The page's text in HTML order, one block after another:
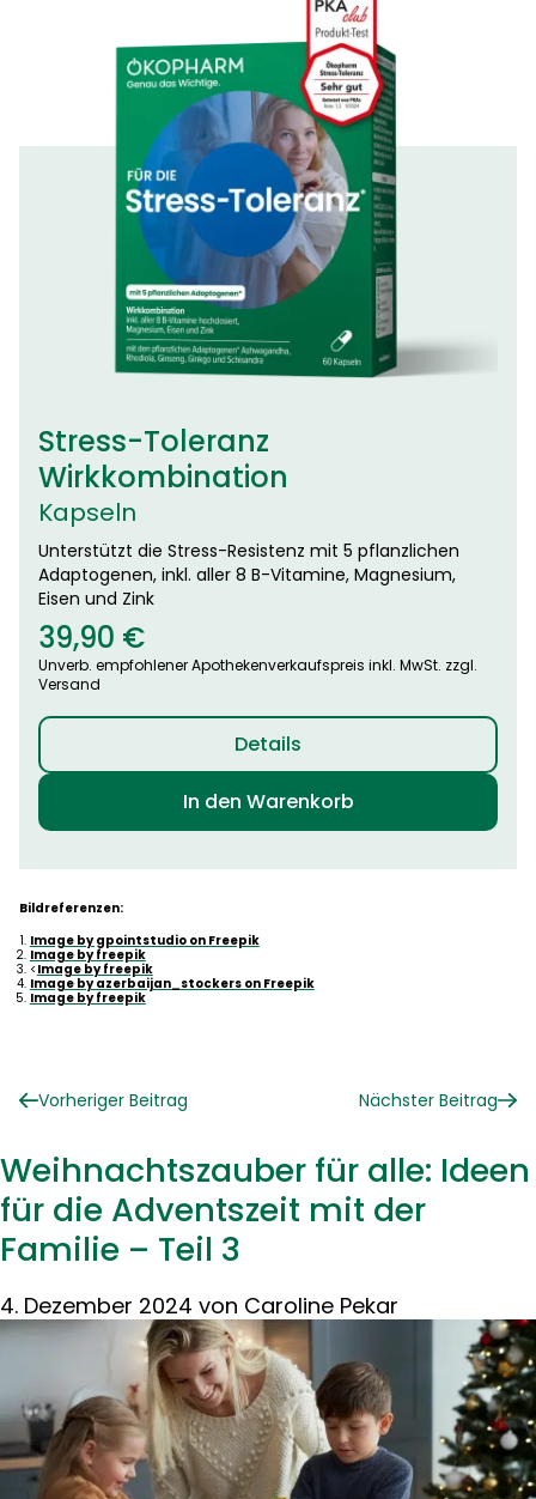
Stress-Toleranz
Wirkkombination
Kapseln
Unterstützt die Stress-Resistenz mit 5 pflanzlichen
Adaptogenen, inkl. aller 8 B-Vitamine, Magnesium,
Eisen und Zink
39,90 €
Unverb. empfohlener Apothekenverkaufspreis inkl. MwSt. zzgl.
Versand
Details
In den Warenkorb
Bildreferenzen:
Image by gpointstudio on Freepik
Image by freepik
< Image by freepik
Image by azerbaijan_stockers on Freepik
Image by freepik
Vorheriger Beitrag Nächster Beitrag
Weihnachtszauber für alle: Ideen
für die Adventszeit mit der
Familie – Teil 3
4. Dezember 2024 von Caroline Pekar